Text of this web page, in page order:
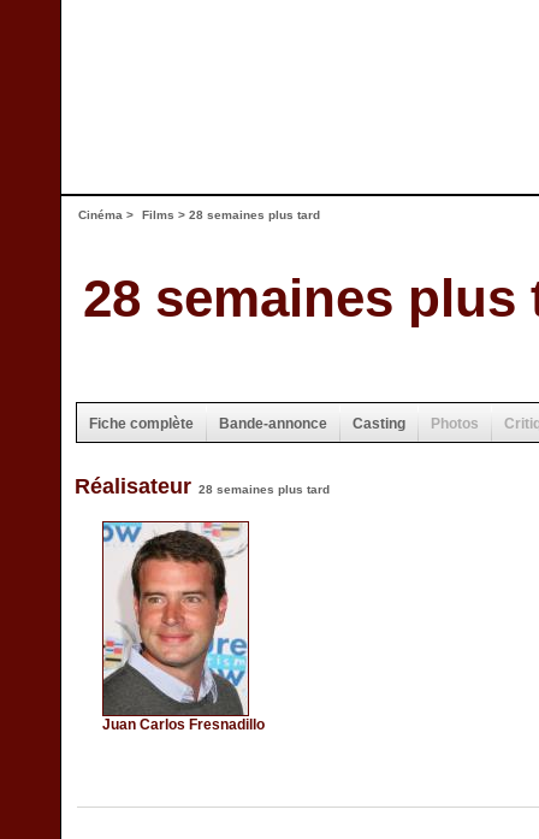
Cinéma > Films > 28 semaines plus tard
28 semaines plus
Fiche complète Bande-annonce Casting Photos
Réalisateur 28 semaines plus tard
Juan Carlos Fresnadillo